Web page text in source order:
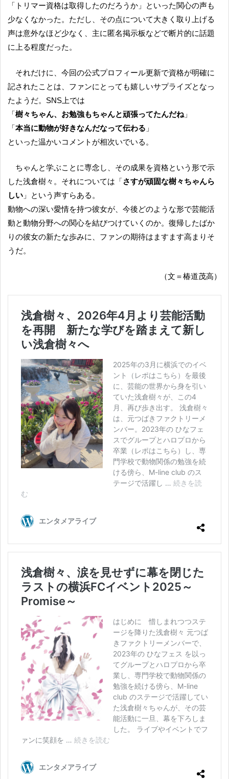
「トリマー資格は取得したのだろうか」といった関心の声も
少なくなかった。ただし、その点について大きく取り上げる
声は意外なほど少なく、主に匿名掲示板などで断片的に話題
に上る程度だった。
それだけに、今回の公式プロフィール更新で資格が明確に
記されたことは、ファンにとっても嬉しいサプライズとなっ
たようだ。SNS上では
「樹々ちゃん、お勉強もちゃんと頑張ってたんだね 」
「本当に動物が好きなんだなって伝わる 」
といった温かいコメントが相次いでいる。
ちゃんと学ぶことに専念し、その成果を資格という形で示
した浅倉樹々。それについては「さすが頑固な樹々ちゃんら
しい 」という声すらある。
動物への深い愛情を持つ彼女が、今後どのような形で芸能活
動と動物分野への関心を結びつけていくのか。復帰したばか
りの彼女の新たな歩みに、ファンの期待はますます高まりそ
うだ。
（文＝椿道茂高）